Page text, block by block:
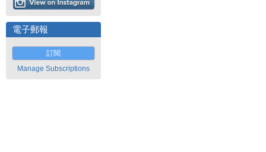
電子郵報
訂閱
Manage Subscriptions